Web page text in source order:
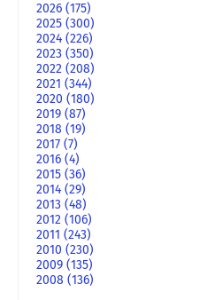
2026 (175)
2025 (300)
2024 (226)
2023 (350)
2022 (208)
2021 (344)
2020 (180)
2019 (87)
2018 (19)
2017 (7)
2016 (4)
2015 (36)
2014 (29)
2013 (48)
2012 (106)
2011 (243)
2010 (230)
2009 (135)
2008 (136)